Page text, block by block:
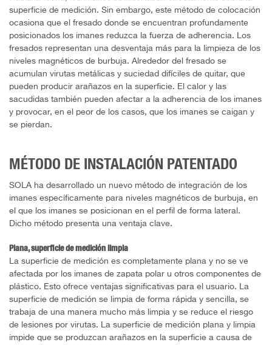
superficie de medición. Sin embargo, este método de colocación
ocasiona que el fresado donde se encuentran profundamente
posicionados los imanes reduzca la fuerza de adherencia. Los
fresados representan una desventaja más para la limpieza de los
niveles magnéticos de burbuja. Alrededor del fresado se
acumulan virutas metálicas y suciedad difíciles de quitar, que
pueden producir arañazos en la superficie. El calor y las
sacudidas también pueden afectar a la adherencia de los imanes
y provocar, en el peor de los casos, que los imanes se caigan y
se pierdan.
MÉTODO DE INSTALACIÓN PATENTADO
SOLA ha desarrollado un nuevo método de integración de los
imanes específicamente para niveles magnéticos de burbuja, en
el que los imanes se posicionan en el perfil de forma lateral.
Dicho método presenta una ventaja clave.
Plana, superficie de medición limpia
La superficie de medición es completamente plana y no se ve
afectada por los imanes de zapata polar u otros componentes de
plástico. Esto ofrece ventajas significativas para el usuario. La
superficie de medición se limpia de forma rápida y sencilla, se
trabaja de una manera mucho más limpia y se reduce el riesgo
de lesiones por virutas. La superficie de medición plana y limpia
impide que se produzcan arañazos en la superficie a causa de